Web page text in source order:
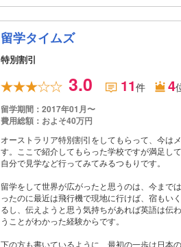
留学タイムズ
特別割引
3.0 11件 4
留学期間：2017年01月〜
費用総額：およそ40万円
オーストラリア特別割引をしてもらって、今は
す。ここで紹介してもらった学校ですが満足し
自分で見学など行ってみてみるつもりです。
留学をして世界が広がったと思うのは、今まで
ったのに最近は飛行機で現地に行けば、宿もい
るし、伝えようと思う気持ちがあれば英語は伝
うことがわかった経験からです。
下の方も書いているように、最初の一歩は日本